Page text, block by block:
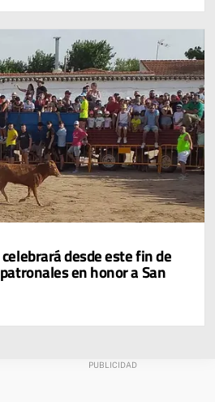
desde este fin de
en honor a San